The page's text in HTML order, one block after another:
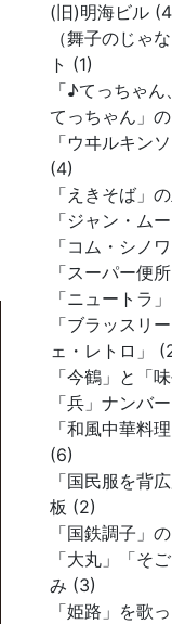
(旧)明海ビル
（舞子のじゃ
ト (1)
「♪てっちゃ
てっちゃん」
「ウヰルキン
(4)
「えきそば」
「ジャン・ム
「コム・シノ
「スーパー便
「ニュートラ
「ブラッスリ
ェ・レトロ」
「今鶴」と「
「兵」ナンバ
「和風中華料
(6)
「国民服を背
板 (2)
「国鉄調子」
「大丸」「そ
み (3)
「姫路」を歌